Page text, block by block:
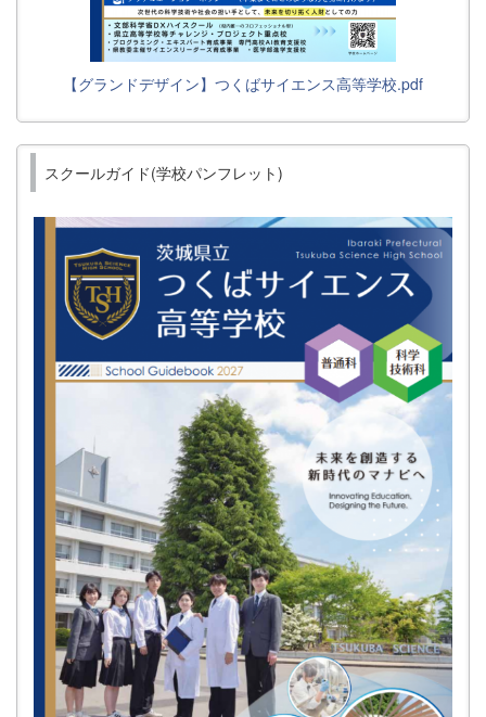
【グランドデザイン】つくばサイエンス高等学校.pdf
スクールガイド(学校パンフレット)